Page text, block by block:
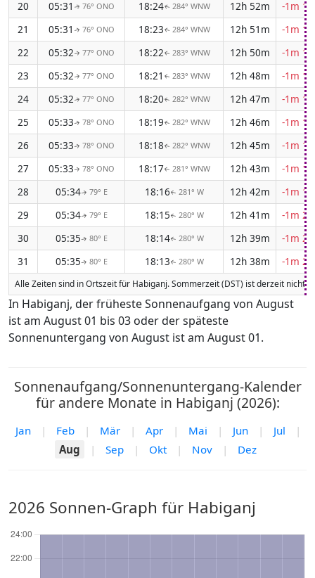
20
05:31 ↑ 76° ONO 18:24↑ 284° WNW 12h 52m
-1m
21
05:31 ↑ 76° ONO 18:23↑ 284° WNW 12h 51m
-1m
22
05:32↑ 77° ONO 18:22↑ 283° WNW 12h 50m
-1m
23
05:32↑ 77° ONO 18:21 ↑ 283° WNW 12h 48m
-1m
24
05:32↑ 77° ONO 18:20↑ 282° WNW 12h 47m
-1m
25
05:33↑ 78° ONO 18:19↑ 282° WNW 12h 46m
-1m
26
05:33↑ 78° ONO 18:18↑ 282° WNW 12h 45m
-1m
27
05:33↑ 78° ONO 18:17↑ 281° WNW 12h 43m
-1m
28
05:34↑ 79° E 18:16↑ 281° W 12h 42m
-1m
29
05:34↑ 79° E 18:15↑ 280° W 12h 41m
-1m
30
05:35↑ 80° E 18:14↑ 280° W 12h 39m
-1m
31
05:35↑ 80° E 18:13↑ 280° W 12h 38m -1m
Alle Zeiten sind in Ortszeit für Habiganj. Sommerzeit (DST) ist derzeit nicht
In Habiganj, der früheste Sonnenaufgang von August
ist am August 01 bis 03 oder der späteste
Sonnenuntergang von August ist am August 01.
Sonnenaufgang/Sonnenuntergang-Kalender
für andere Monate in Habiganj (2026):
Jan | Feb | Mär | Apr | Mai | Jun | Jul
|
Aug
| Sep | Okt | Nov | Dez
2026 Sonnen-Graph für Habiganj